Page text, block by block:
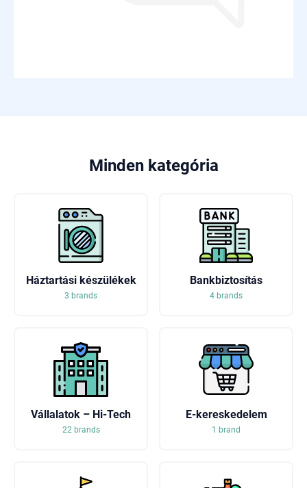
Minden kategória
Háztartási készülékek
3 brands
Bankbiztosítás
4 brands
Vállalatok – Hi-Tech
22 brands
E-kereskedelem
1 brand